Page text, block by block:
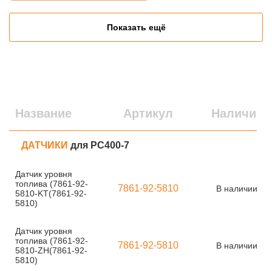
Показать ещё
Название Артикул Наличие
ДАТЧИКИ для PC400-7
Датчик уровня
топлива (7861-92-
5810-KT(7861-92-
5810)
7861-92-5810 В наличии
Датчик уровня
топлива (7861-92-
5810-ZH(7861-92-
5810)
7861-92-5810 В наличии